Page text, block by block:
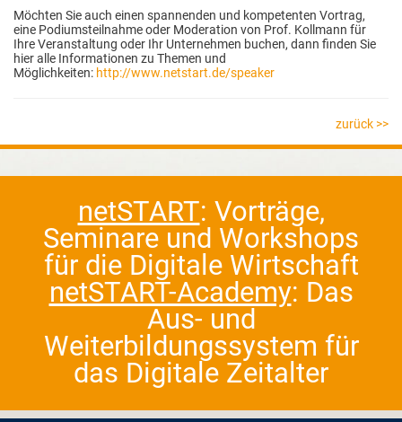
Möchten Sie auch einen spannenden und kompetenten Vortrag,
eine Podiumsteilnahme oder Moderation von Prof. Kollmann für
Ihre Veranstaltung oder Ihr Unternehmen buchen, dann finden Sie
hier alle Informationen zu Themen und
Möglichkeiten: http://www.netstart.de/speaker
zurück >>
netSTART: Vorträge,
Seminare und Workshops
für die Digitale Wirtschaft
netSTART-Academy: Das
Aus- und
Weiterbildungssystem für
das Digitale Zeitalter